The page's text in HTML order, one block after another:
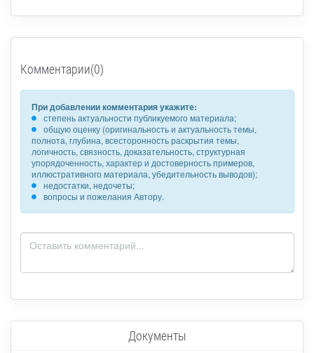
Комментарии(0)
При добавлении комментария укажите:
степень актуальности публикуемого материала;
общую оценку (оригинальность и актуальность темы,
полнота, глубина, всесторонность раскрытия темы,
логичность, связность, доказательность, структурная
упорядоченность, характер и достоверность примеров,
иллюстративного материала, убедительность выводов);
недостатки, недочеты;
вопросы и пожелания Автору.
Документы